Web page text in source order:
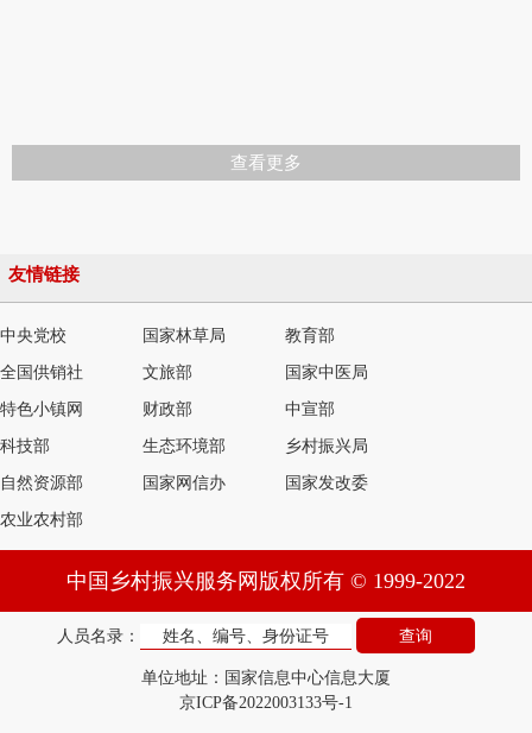
查看更多
友情链接
中央党校 国家林草局 教育部
全国供销社 文旅部 国家中医局
特色小镇网 财政部 中宣部
科技部 生态环境部 乡村振兴局
自然资源部 国家网信办 国家发改委
农业农村部
中国乡村振兴服务网版权所有 © 1999-2022
人员名录：
单位地址：国家信息中心信息大厦
京ICP备2022003133号-1